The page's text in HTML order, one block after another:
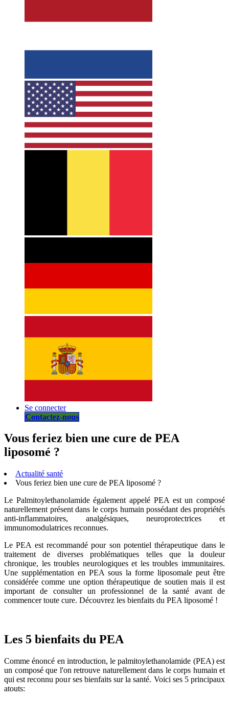
Se connecter
Contactez-nous
Vous feriez bien une cure de PEA
liposomé ?
Actualité santé
Vous feriez bien une cure de PEA liposomé ?
Le Palmitoylethanolamide également appelé PEA est un composé
naturellement présent dans le corps humain possédant des propriétés
anti-inflammatoires, analgésiques, neuroprotectrices et
immunomodulatrices reconnues.
Le PEA est recommandé pour son potentiel thérapeutique dans le
traitement de diverses problématiques telles que la douleur
chronique, les troubles neurologiques et les troubles immunitaires.
Une supplémentation en PEA sous la forme liposomale peut être
considérée comme une option thérapeutique de soutien mais il est
important de consulter un professionnel de la santé avant de
commencer toute cure. Découvrez les bienfaits du PEA liposomé !
Les 5 bienfaits du PEA
Comme énoncé en introduction, le palmitoylethanolamide (PEA) est
un composé que l'on retrouve naturellement dans le corps humain et
qui est reconnu pour ses bienfaits sur la santé. Voici ses 5 principaux
atouts: